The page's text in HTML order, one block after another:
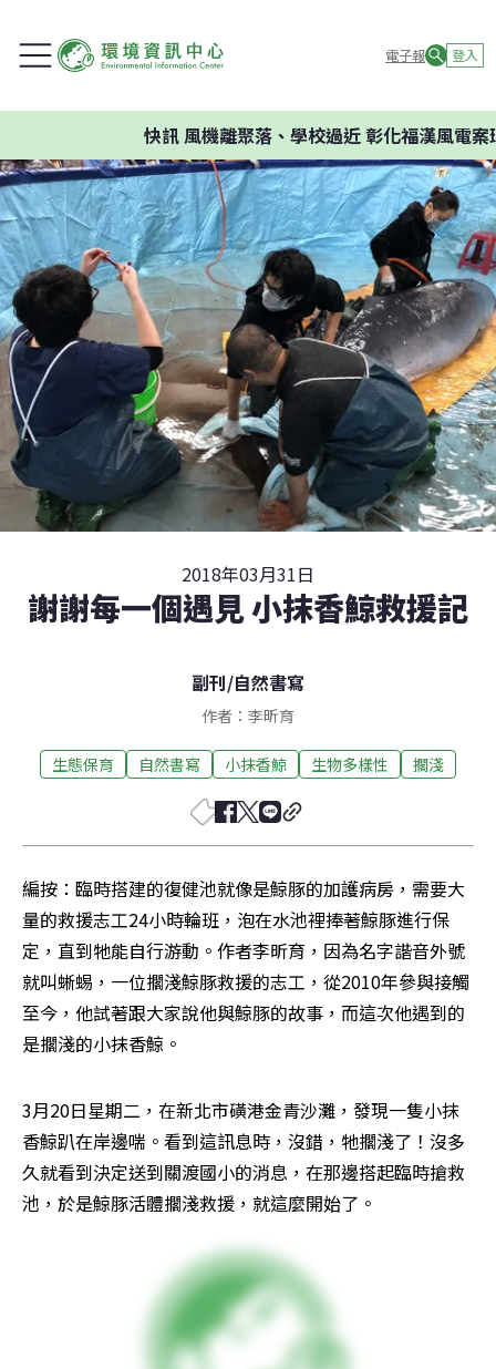
電子報 登入
風機離聚落、學校過近 彰化福漢風電案環委
2018年03月31日
謝謝每一個遇見 小抹香鯨救援記
副刊/自然書寫
作者：李昕育
生態保育 自然書寫 小抹香鯨 生物多樣性 擱淺
編按：臨時搭建的復健池就像是鯨豚的加護病房，需要大
量的救援志工24小時輪班，泡在水池裡捧著鯨豚進行保
定，直到牠能自行游動。作者李昕育，因為名字諧音外號
就叫蜥蜴，一位擱淺鯨豚救援的志工，從2010年參與接觸
至今，他試著跟大家說他與鯨豚的故事，而這次他遇到的
是擱淺的小抹香鯨。
3月20日星期二，在新北市磺港金青沙灘，發現一隻小抹
香鯨趴在岸邊喘。看到這訊息時，沒錯，牠擱淺了！沒多
久就看到決定送到關渡國小的消息，在那邊搭起臨時搶救
池，於是鯨豚活體擱淺救援，就這麼開始了。